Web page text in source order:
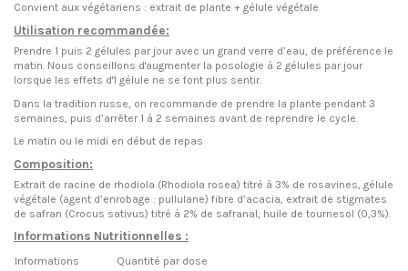
Convient aux végétariens : extrait de plante + gélule végétale
Utilisation recommandée:
Prendre 1 puis 2 gélules par jour avec un grand verre d’eau, de préférence le
matin. Nous conseillons d'augmenter la posologie à 2 gélules par jour
lorsque les effets d'1 gélule ne se font plus sentir.
Dans la tradition russe, on recommande de prendre la plante pendant 3
semaines, puis d’arrêter 1 à 2 semaines avant de reprendre le cycle.
Le matin ou le midi en début de repas
Composition:
Extrait de racine de rhodiola (Rhodiola rosea) titré à 3% de rosavines, gélule
végétale (agent d’enrobage : pullulane) fibre d’acacia, extrait de stigmates
de safran (Crocus sativus) titré à 2% de safranal, huile de tournesol (0,3%).
Informations Nutritionnelles :
Informations
Quantité par dose